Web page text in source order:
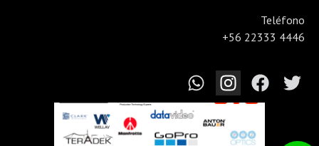
Teléfono
+56 22333 4446